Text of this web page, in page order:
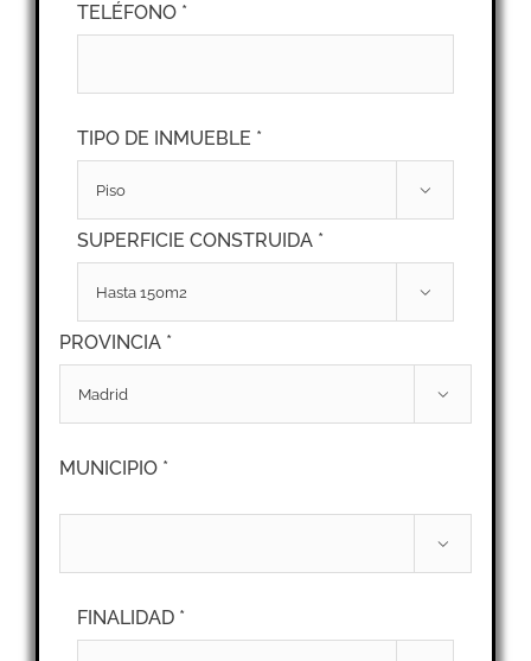
TELÉFONO *
TIPO DE INMUEBLE *

SUPERFICIE CONSTRUIDA *

PROVINCIA *

MUNICIPIO *

FINALIDAD *